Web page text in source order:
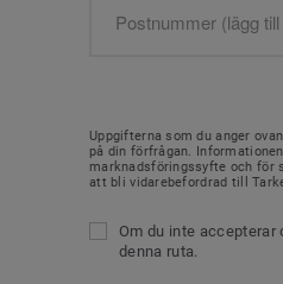
Uppgifterna som du anger
på din förfrågan.
marknadsföringssyfte och för
att bli vidarebefordrad till
Om du inte accepterar
denna ruta.